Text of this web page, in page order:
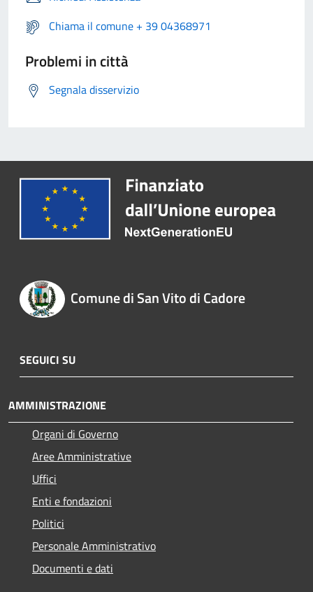
Chiama il comune + 39 04368971
Problemi in città
Segnala disservizio
Comune di San Vito di Cadore
SEGUICI SU
AMMINISTRAZIONE
Organi di Governo
Aree Amministrative
Uffici
Enti e fondazioni
Politici
Personale Amministrativo
Documenti e dati